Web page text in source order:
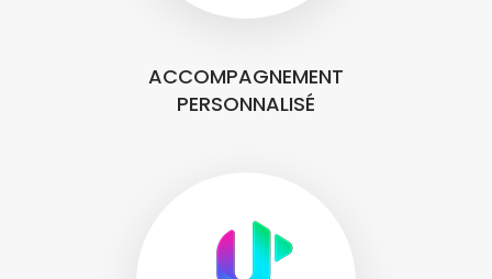
ACCOMPAGNEMENT
PERSONNALISÉ